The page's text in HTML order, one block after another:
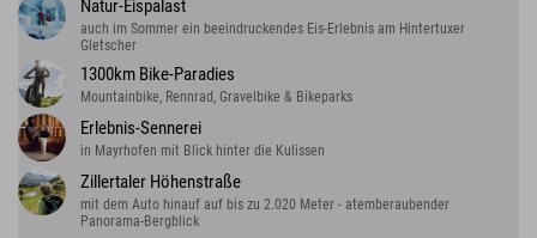
Natur-Eispalast
auch im Sommer ein beeindruckendes Eis-Erlebnis am Hintertuxer
Gletscher
1300km Bike-Paradies
Mountainbike, Rennrad, Gravelbike & Bikeparks
Erlebnis-Sennerei
in Mayrhofen mit Blick hinter die Kulissen
Zillertaler Höhenstraße
mit dem Auto hinauf auf bis zu 2.020 Meter - atemberaubender
Panorama-Bergblick